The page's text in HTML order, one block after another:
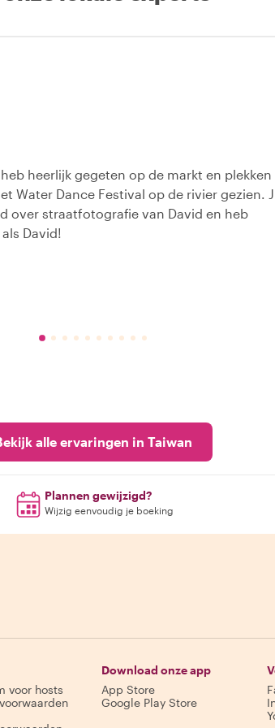
heerlijk gegeten op de markt en plekken
Water Dance Festival op de rivier gezien.
over straatfotografie van David en heb
David!
alle ervaringen in Taiwan
Plannen gewijzigd?
Wijzig eenvoudig je boeking
voor hosts
Download onze app
App Store
Google Play Store